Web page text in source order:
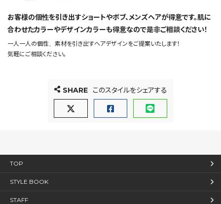
お客様の個性を引き出すショートやボブ、メンズヘアが得意です。肌に
合わせたカラーやデザインカラーも得意なので是非ご相談ください！
一人一人の個性、素材を引き出すヘアデザインをご提案いたします！
気軽にご相談ください。
SHARE このスタイルをシェアする
TOP
STYLE BOOK
STAFF